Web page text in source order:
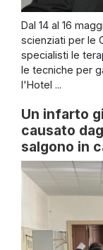
Dal 14 al 16
scienziati per le
specialisti le
le tecniche per
l'Hotel ...
Un infarto
causato
salgono in